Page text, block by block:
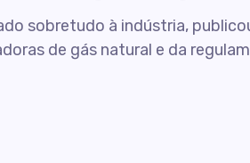
sobretudo à indústria,
de gás natural e da